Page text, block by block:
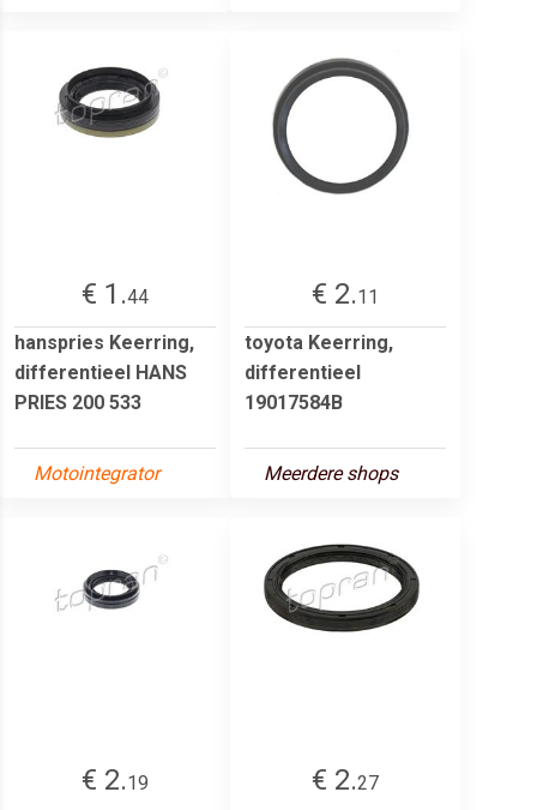
€ 1.44
hanspries Keerring,
differentieel HANS
PRIES 200 533
Motointegrator
€ 2.11
toyota Keerring,
differentieel
19017584B
Meerdere shops
€ 2.19
€ 2.27